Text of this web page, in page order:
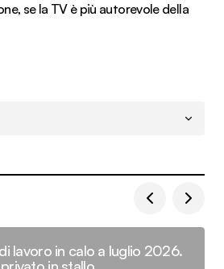
se la TV è più autorevole della
lavoro in calo a luglio 2026.